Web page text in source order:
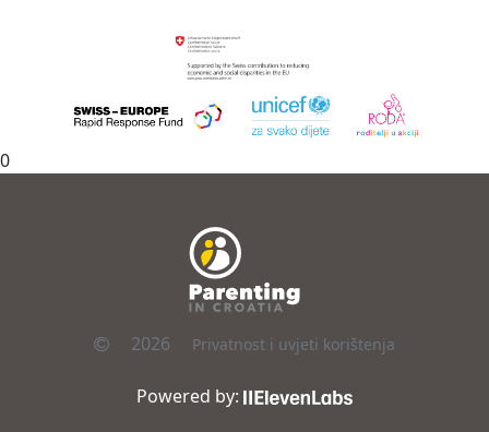
0
2026 Privatnost i uvjeti korištenja
Powered by: